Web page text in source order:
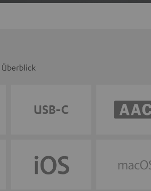
Überblick